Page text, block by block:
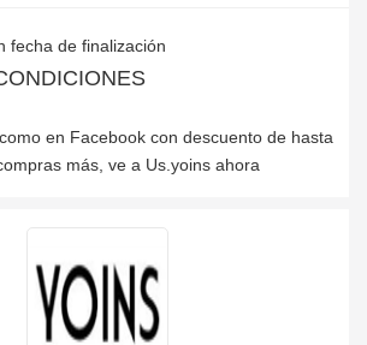
fecha de finalización
en Facebook con descuento de hasta
más, ve a Us.yoins ahora